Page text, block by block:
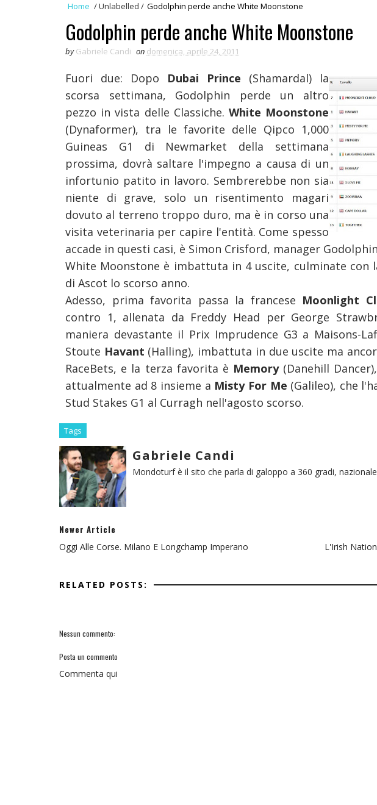
Home /Unlabelled / Godolphin perde anche White Moonstone
Godolphin perde anche White Moonstone
by Gabriele Candi on domenica, aprile 24, 2011
Fuori due: Dopo Dubai Prince (Shamardal) la
scorsa settimana, Godolphin perde un altro
pezzo in vista delle Classiche. White Moonstone
(Dynaformer), tra le favorite delle Qipco 1,000
Guineas G1 di Newmarket della settimana
prossima, dovrà saltare l'impegno a causa di un
infortunio patito in lavoro. Sembrerebbe non sia
niente di grave, solo un risentimento magari
dovuto al terreno troppo duro, ma è in corso una
visita veterinaria per capire l'entità. Come spesso
accade in questi casi, è Simon Crisford, manager
White Moonstone è imbattuta in 4 uscite, culminate con
di Ascot lo scorso anno.
Adesso, prima favorita passa la francese Moonlight
contro 1, allenata da Freddy Head per George
maniera devastante il Prix Imprudence G3 a Maisons-
Stoute Havant (Halling), imbattuta in due uscite ma
RaceBets, e la terza favorita è Memory (Danehill
attualmente ad 8 insieme a Misty For Me (Galileo), che
Stud Stakes G1 al Curragh nell'agosto scorso.
Tags
Gabriele Candi
Mondoturf è il sito che parla di galoppo a 360 gradi,
Newer Article
Oggi Alle Corse. Milano E Longchamp Imperano
L'Irish
RELATED POSTS:
Nessun commento:
Posta un commento
Commenta qui